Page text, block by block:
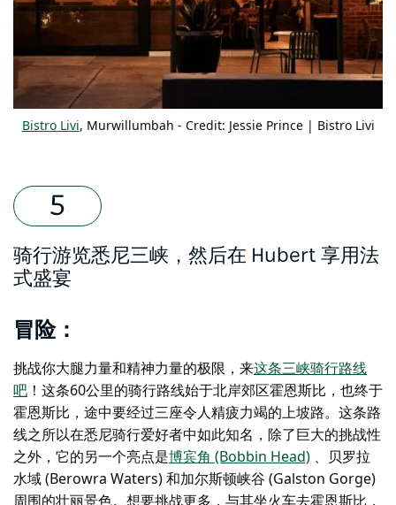
Bistro Livi, Murwillumbah - Credit: Jessie Prince | Bistro Livi
骑行游览悉尼三峡，然后在 Hubert 享用法
式盛宴
冒险：
挑战你大腿力量和精神力量的极限，来这条三峡骑行路线
吧 ！这条60公里的骑行路线始于北岸郊区霍恩斯比，也终于
霍恩斯比，途中要经过三座令人精疲力竭的上坡路。这条路
线之所以在悉尼骑行爱好者中如此知名，除了巨大的挑战性
之外，它的另一个亮点是博宾角 (Bobbin Head) 、贝罗拉
水域 (Berowra Waters) 和加尔斯顿峡谷 (Galston Gorge)
周围的壮丽景色。想要挑战更多，与其坐火车去霍恩斯比，